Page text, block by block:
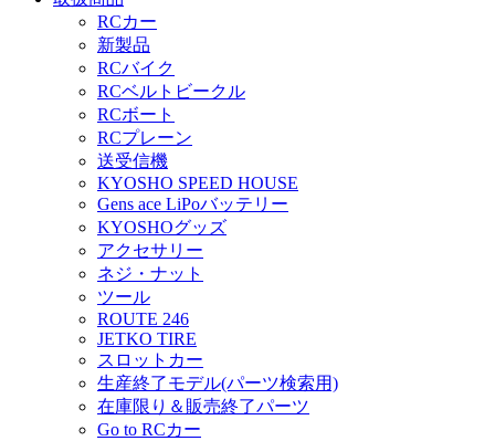
RCカー
新製品
RCバイク
RCベルトビークル
RCボート
RCプレーン
送受信機
KYOSHO SPEED HOUSE
Gens ace LiPoバッテリー
KYOSHOグッズ
アクセサリー
ネジ・ナット
ツール
ROUTE 246
JETKO TIRE
スロットカー
生産終了モデル(パーツ検索用)
在庫限り＆販売終了パーツ
Go to RCカー